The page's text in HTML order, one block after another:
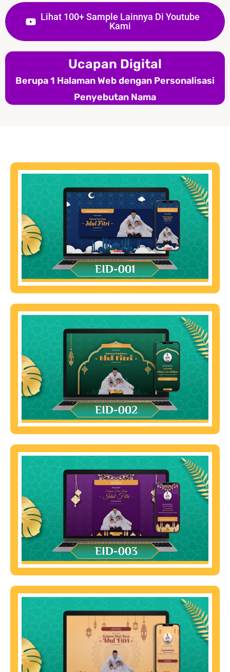
Lihat 100+ Sample Lainnya Di Youtube
Kami
Ucapan Digital
Berupa 1 Halaman Web dengan Personalisasi
Penyebutan Nama